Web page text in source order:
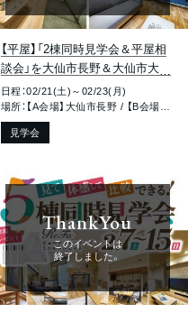
【平屋】「2棟同時見学会＆平屋相
談会」を大仙市長野＆大仙市大曲
須和町で開催します！
日程：02/21(土)～02/23(月)
見学会
ThankYou
このイベントは
終了しました。